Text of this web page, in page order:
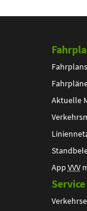
Aktuelle
App VVV
Service